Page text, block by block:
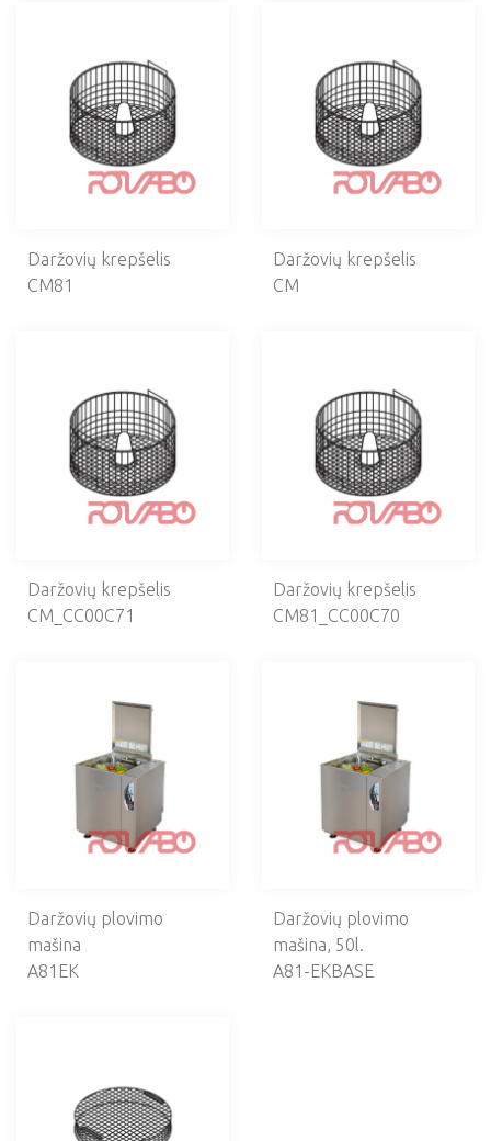
Mėsos paruošimo įrengimai
Pakavimo mašinos
Daržovių ir vaisių apdirbimo įrengimai
Daržovių valymo mašinos
Daržovių džiovinimo mašinos
Daržovių pjaustymo mašinos priedai
Virtuviniai indai
Skardinių atidarytuvai
Žuvies valymo įrengimai
Peilių gąlastuvai
Universali pavara
Makaronų gaminimo mašinos
NERŪDIJANČIO PLIENO GAMINIAI
MAISTO IŠDAVIMO ĮRANGA
KEPYKLŲ ĮRANGA
VIRTUVĖS INVENTORIUS
Daržovių krepšelis
CM81
Daržovių krepšelis
CM
Daržovių krepšelis
CM_CC00C71
Daržovių krepšelis
CM81_CC00C70
Daržovių plovimo
mašina
A81EK
Daržovių plovimo
mašina, 50l.
A81-EKBASE